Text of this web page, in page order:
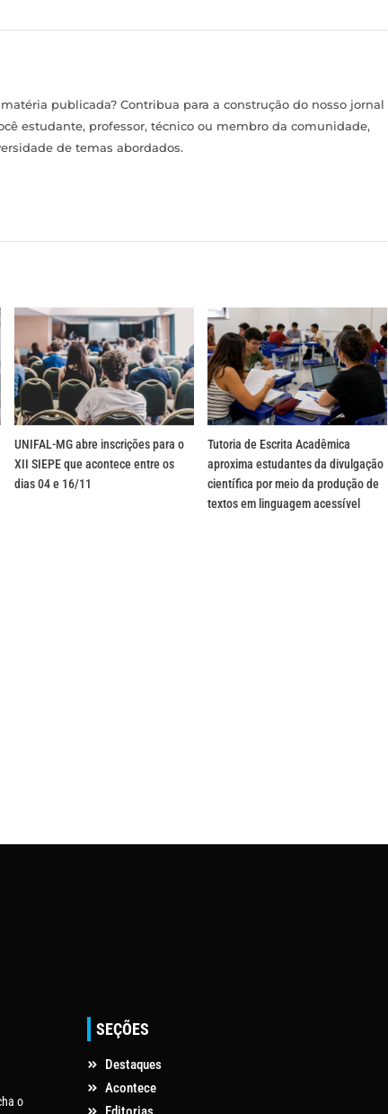
publicada? Contribua para a construção do nosso jornal
estudante, professor, técnico ou membro da comunidade,
de temas abordados.
UNIFAL-MG abre inscrições para o
XII SIEPE que acontece entre os
dias 04 e 16/11
Tutoria de Escrita Acadêmica
aproxima estudantes da divulgação
científica por meio da produção de
textos em linguagem acessível
o
SEÇÕES
Destaques
Acontece